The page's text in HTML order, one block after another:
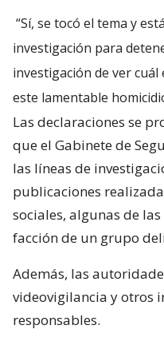
“Sí, se tocó el tema y
investigación para
investigación de ver cuál
este lamentable
Las declaraciones se
que el Gabinete de
las líneas de
publicaciones
sociales, algunas de
facción de un grupo
Además, las
videovigilancia y otros
responsables.